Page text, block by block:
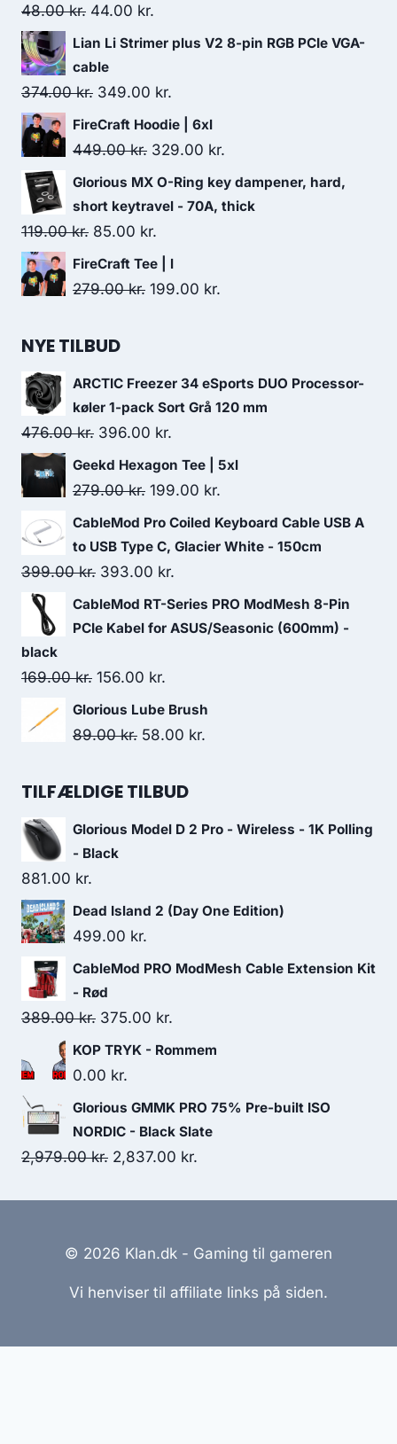
48.00kr. Original
price
was:
48.00 kr..
44.00 kr.
price
44.00 kr..
Lian Li Strimer plus V2 8-pin RGB PCIe VGA-
cable
374.00kr. Original
price
was:
349.00 kr.
price
is:
FireCraft Hoodie | 6xl
449.00kr. Original
price
was:
449.00 kr..
329.00 kr.
price
is:
Glorious MX O-Ring key dampener, hard,
short keytravel - 70A, thick
119.00kr. Original
price
was:
85.00 kr.
price
is:
FireCraft Tee | l
279.00kr. Original
199.00 kr.
NYE TILBUD
ARCTIC Freezer 34 eSports DUO Processor-
køler 1-pack Sort Grå 120 mm
476.00kr. Original
price
was:
396.00 kr.
price
is:
Geekd Hexagon Tee | 5xl
279.00kr. Original
price
was:
279.00 kr..
199.00 kr.
price
is:
CableMod Pro Coiled Keyboard Cable USB A
to USB Type C, Glacier White - 150cm
399.00kr. Original
price
was:
393.00 kr.
price
is:
CableMod RT-Series PRO ModMesh 8-Pin
PCIe Kabel for ASUS/Seasonic (600mm) -
black
169.00kr. Original
price
was:
156.00 kr.
price
is:
Glorious Lube Brush
89.00kr. Original
was:
58.00 kr.
TILFÆLDIGE TILBUD
Glorious Model D 2 Pro - Wireless - 1K Polling
- Black
881.00 kr.
Dead Island 2 (Day One Edition)
499.00 kr.
CableMod PRO ModMesh Cable Extension Kit
- Rød
389.00kr. Original
price
was:
375.00 kr.
price
KOP TRYK - Rommem
0.00 kr.
Glorious GMMK PRO 75% Pre-built ISO
NORDIC - Black Slate
2,979.00kr. Original
2,837.00 kr.
© 2026 Klan.dk - Gaming til gameren
Vi henviser til affiliate links på siden.